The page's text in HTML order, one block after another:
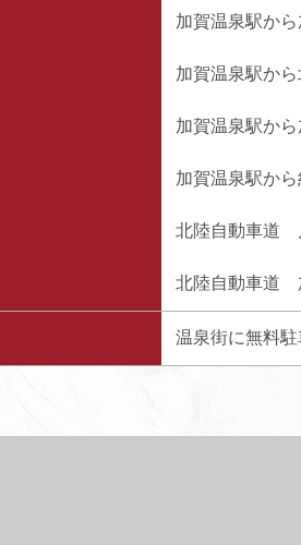
加賀温泉駅か
加賀温泉駅か
加賀温泉駅か
加賀温泉駅か
北陸自動車道
北陸自動車道
温泉街に無料